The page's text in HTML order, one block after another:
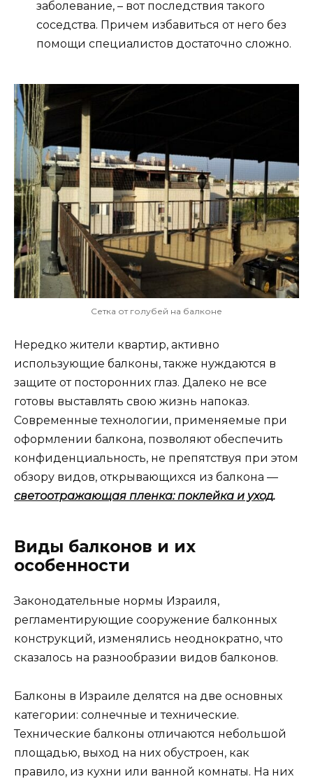
заболевание, – вот последствия такого
соседства. Причем избавиться от него без
помощи специалистов достаточно сложно.
Сетка от голубей на балконе
Нередко жители квартир, активно
использующие балконы, также нуждаются в
защите от посторонних глаз. Далеко не все
готовы выставлять свою жизнь напоказ.
Современные технологии, применяемые при
оформлении балкона, позволяют обеспечить
конфиденциальность, не препятствуя при этом
обзору видов, открывающихся из балкона —
светоотражающая пленка: поклейка и уход.
Виды балконов и их
особенности
Законодательные нормы Израиля,
регламентирующие сооружение балконных
конструкций, изменялись неоднократно, что
сказалось на разнообразии видов балконов.
Балконы в Израиле делятся на две основных
категории: солнечные и технические.
Технические балконы отличаются небольшой
площадью, выход на них обустроен, как
правило, из кухни или ванной комнаты. На них